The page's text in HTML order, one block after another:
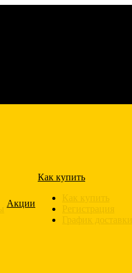
Акции
Как купить
Как купить
Регистрация
График доставки